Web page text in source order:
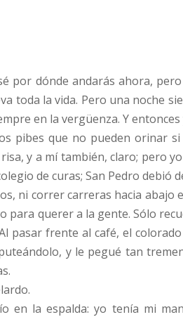
por dónde andarás ahora,
toda la vida. Pero una noche
en la vergüenza. Y
pibes que no pueden orinar
y a mí también, claro; pero
de curas; San Pedro
ni correr carreras hacia abajo
para querer a la gente. Sólo
pasar frente al café, el
y le pegué tan
en la espalda: yo tenía mi